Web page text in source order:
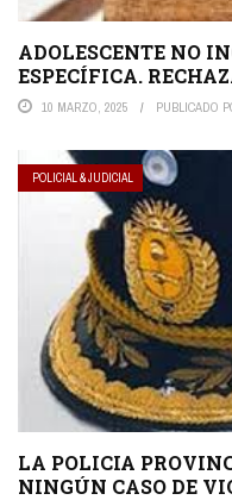
ADOLESCENTE NO
ESPECÍFICA.
10 MARZO, 2025 PUBLICADO
POLICIAL & JUDICIAL
LA POLICIA
NINGÚN CASO DE